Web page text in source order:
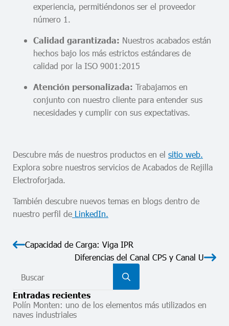
experiencia, permitiéndonos ser el proveedor
número 1.
Calidad garantizada: Nuestros acabados están
hechos bajo los más estrictos estándares de
calidad por la ISO 9001:2015
Atención personalizada: Trabajamos en
conjunto con nuestro cliente para entender sus
necesidades y cumplir con sus expectativas.
Descubre más de nuestros productos en el sitio web.
Explora sobre nuestros servicios de Acabados de Rejilla
Electroforjada.
También descubre nuevos temas en blogs dentro de
nuestro perfil de LinkedIn.
Capacidad de Carga: Viga IPR
Diferencias del Canal CPS y Canal U
Entradas recientes
Polín Monten: uno de los elementos más utilizados en
naves industriales